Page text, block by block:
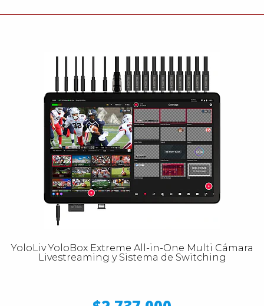
YoloLiv YoloBox Extreme All-in-One Multi Cámara
Livestreaming y Sistema de Switching